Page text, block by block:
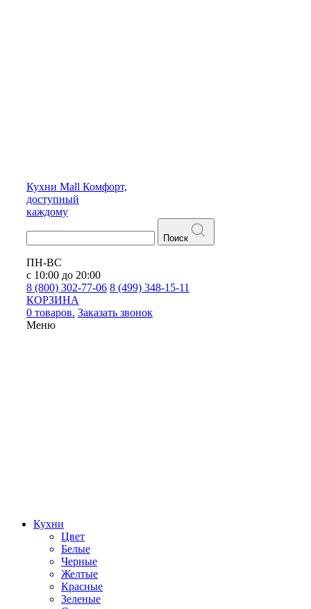
Кухни Mall Комфорт,
доступный
каждому
Поиск
ПН-ВС
с 10:00 до 20:00
8 (800) 302-77-06 8 (499) 348-15-11
КОРЗИНА
0 товаров. Заказать звонок
Меню
Кухни
Цвет
Белые
Черные
Желтые
Красные
Зеленые